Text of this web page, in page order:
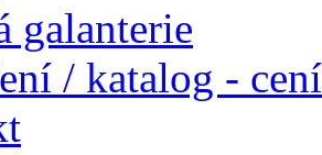
galanterie
/ katalog -